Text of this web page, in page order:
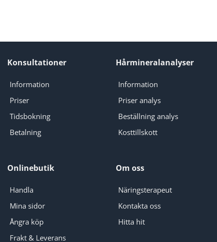
Konsultationer
Information
Priser
Tidsbokning
Betalning
Hårmineralanalyser
Information
Priser analys
Beställning analys
Kosttillskott
Onlinebutik
Handla
Mina sidor
Ångra köp
Frakt & Leverans
Om oss
Näringsterapeut
Kontakta oss
Hitta hit